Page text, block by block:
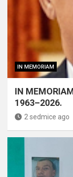
IN MEMORIAM
IN
1963–2026.
2 sedmice ago